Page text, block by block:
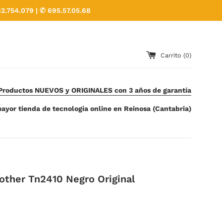
| ✆ 695.57.05.68
Carrito (0)
NUEVOS y ORIGINALES con 3 años de garantía
tienda de tecnología online en Reinosa (Cantabria)
Tn2410 Negro Original